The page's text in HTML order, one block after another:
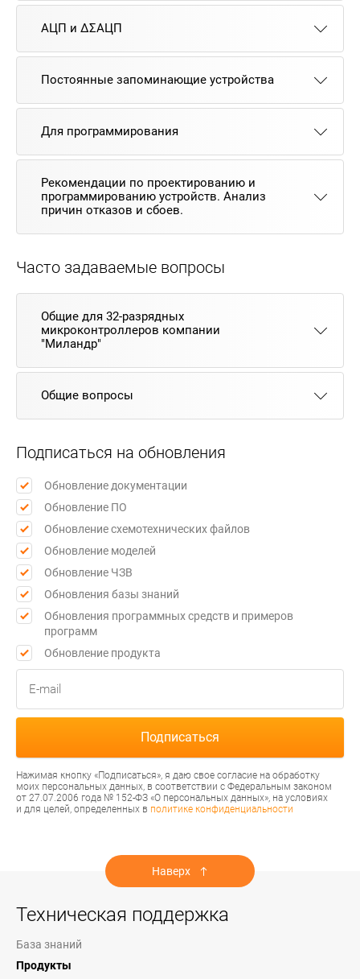
АЦП и ΔΣАЦП
Постоянные запоминающие устройства
Для программирования
Рекомендации по проектированию и
программированию устройств. Анализ
причин отказов и сбоев.
Часто задаваемые вопросы
Общие для 32-разрядных
микроконтроллеров компании
"Миландр"
Общие вопросы
Подписаться на обновления
Обновление документации
Обновление ПО
Обновление схемотехнических файлов
Обновление моделей
Обновление ЧЗВ
Обновления базы знаний
Обновления программных средств и примеров
программ
Обновление продукта
Нажимая кнопку «Подписаться», я даю свое согласие на обработку
моих персональных данных, в соответствии с Федеральным законом
от 27.07.2006 года № 152-ФЗ «О персональных данных», на условиях
и для целей, определенных в политике конфиденциальности
Наверх
Техническая поддержка
База знаний
Продукты